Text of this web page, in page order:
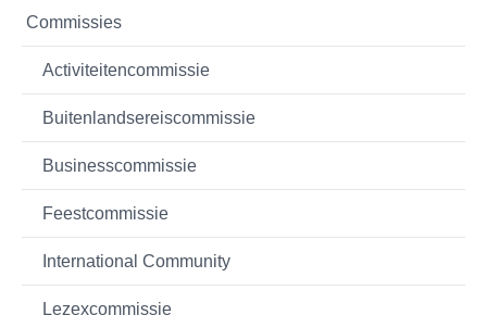
Commissies
Activiteitencommissie
Buitenlandsereiscommissie
Businesscommissie
Feestcommissie
International Community
Lezexcommissie